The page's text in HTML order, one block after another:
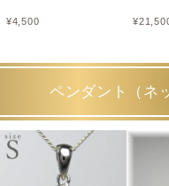
¥4,500 ¥
ペンダント（ネ